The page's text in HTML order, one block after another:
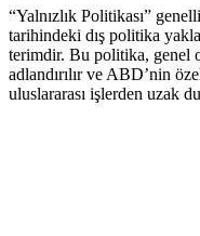
“Yalnızlık Politikası”
tarihindeki dış politika
terimdir. Bu politika, genel
adlandırılır ve ABD’nin
uluslararası işlerden uzak